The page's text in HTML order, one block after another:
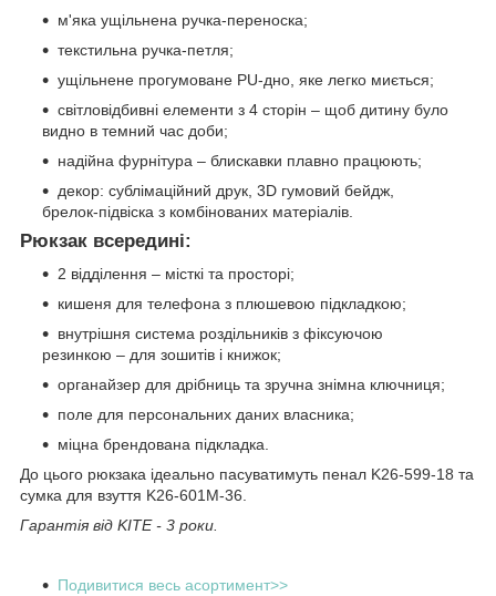
м'яка ущільнена ручка-переноска;
текстильна ручка-петля;
ущільнене прогумоване PU-дно, яке легко миється;
світловідбивні елементи з 4 сторін – щоб дитину було
видно в темний час доби;
надійна фурнітура – блискавки плавно працюють;
декор: сублімаційний друк, 3D гумовий бейдж,
брелок-підвіска з комбінованих матеріалів.
Рюкзак всередині:
2 відділення – місткі та просторі;
кишеня для телефона з плюшевою підкладкою;
внутрішня система роздільників з фіксуючою
резинкою – для зошитів і книжок;
органайзер для дрібниць та зручна знімна ключниця;
поле для персональних даних власника;
міцна брендована підкладка.
До цього рюкзака ідеально пасуватимуть пенал K26-599-18 та
сумка для взуття K26-601M-36.
Гарантія від KITE - 3 роки.
Подивитися весь асортимент>>